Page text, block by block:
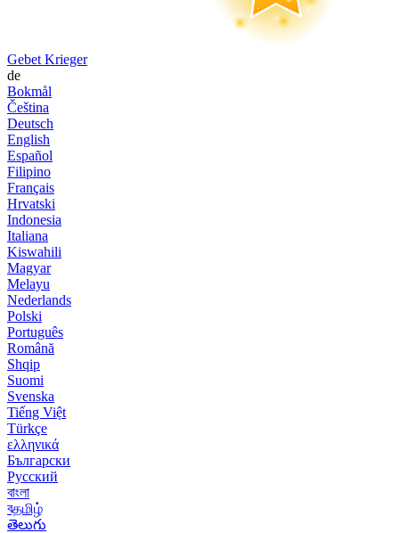
Gebet Krieger
de
Bokmål
Čeština
Deutsch
English
Español
Filipino
Français
Hrvatski
Indonesia
Italiana
Kiswahili
Magyar
Melayu
Nederlands
Polski
Português
Română
Shqip
Suomi
Svenska
Tiếng Việt
Türkçe
ελληνικά
Български
Русский
বাংলা
বதமிழ்
తెలుగు